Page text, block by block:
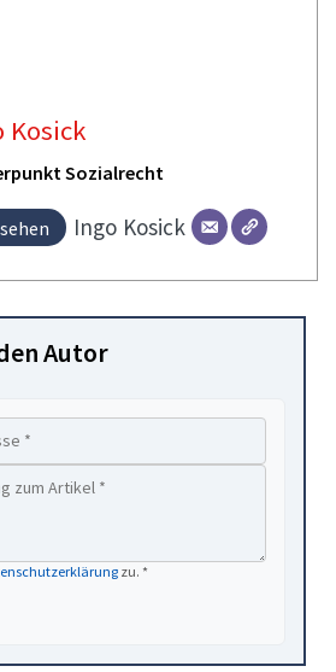
Kosick
Sozialrecht
Ingo Kosick
Autor
zu. *